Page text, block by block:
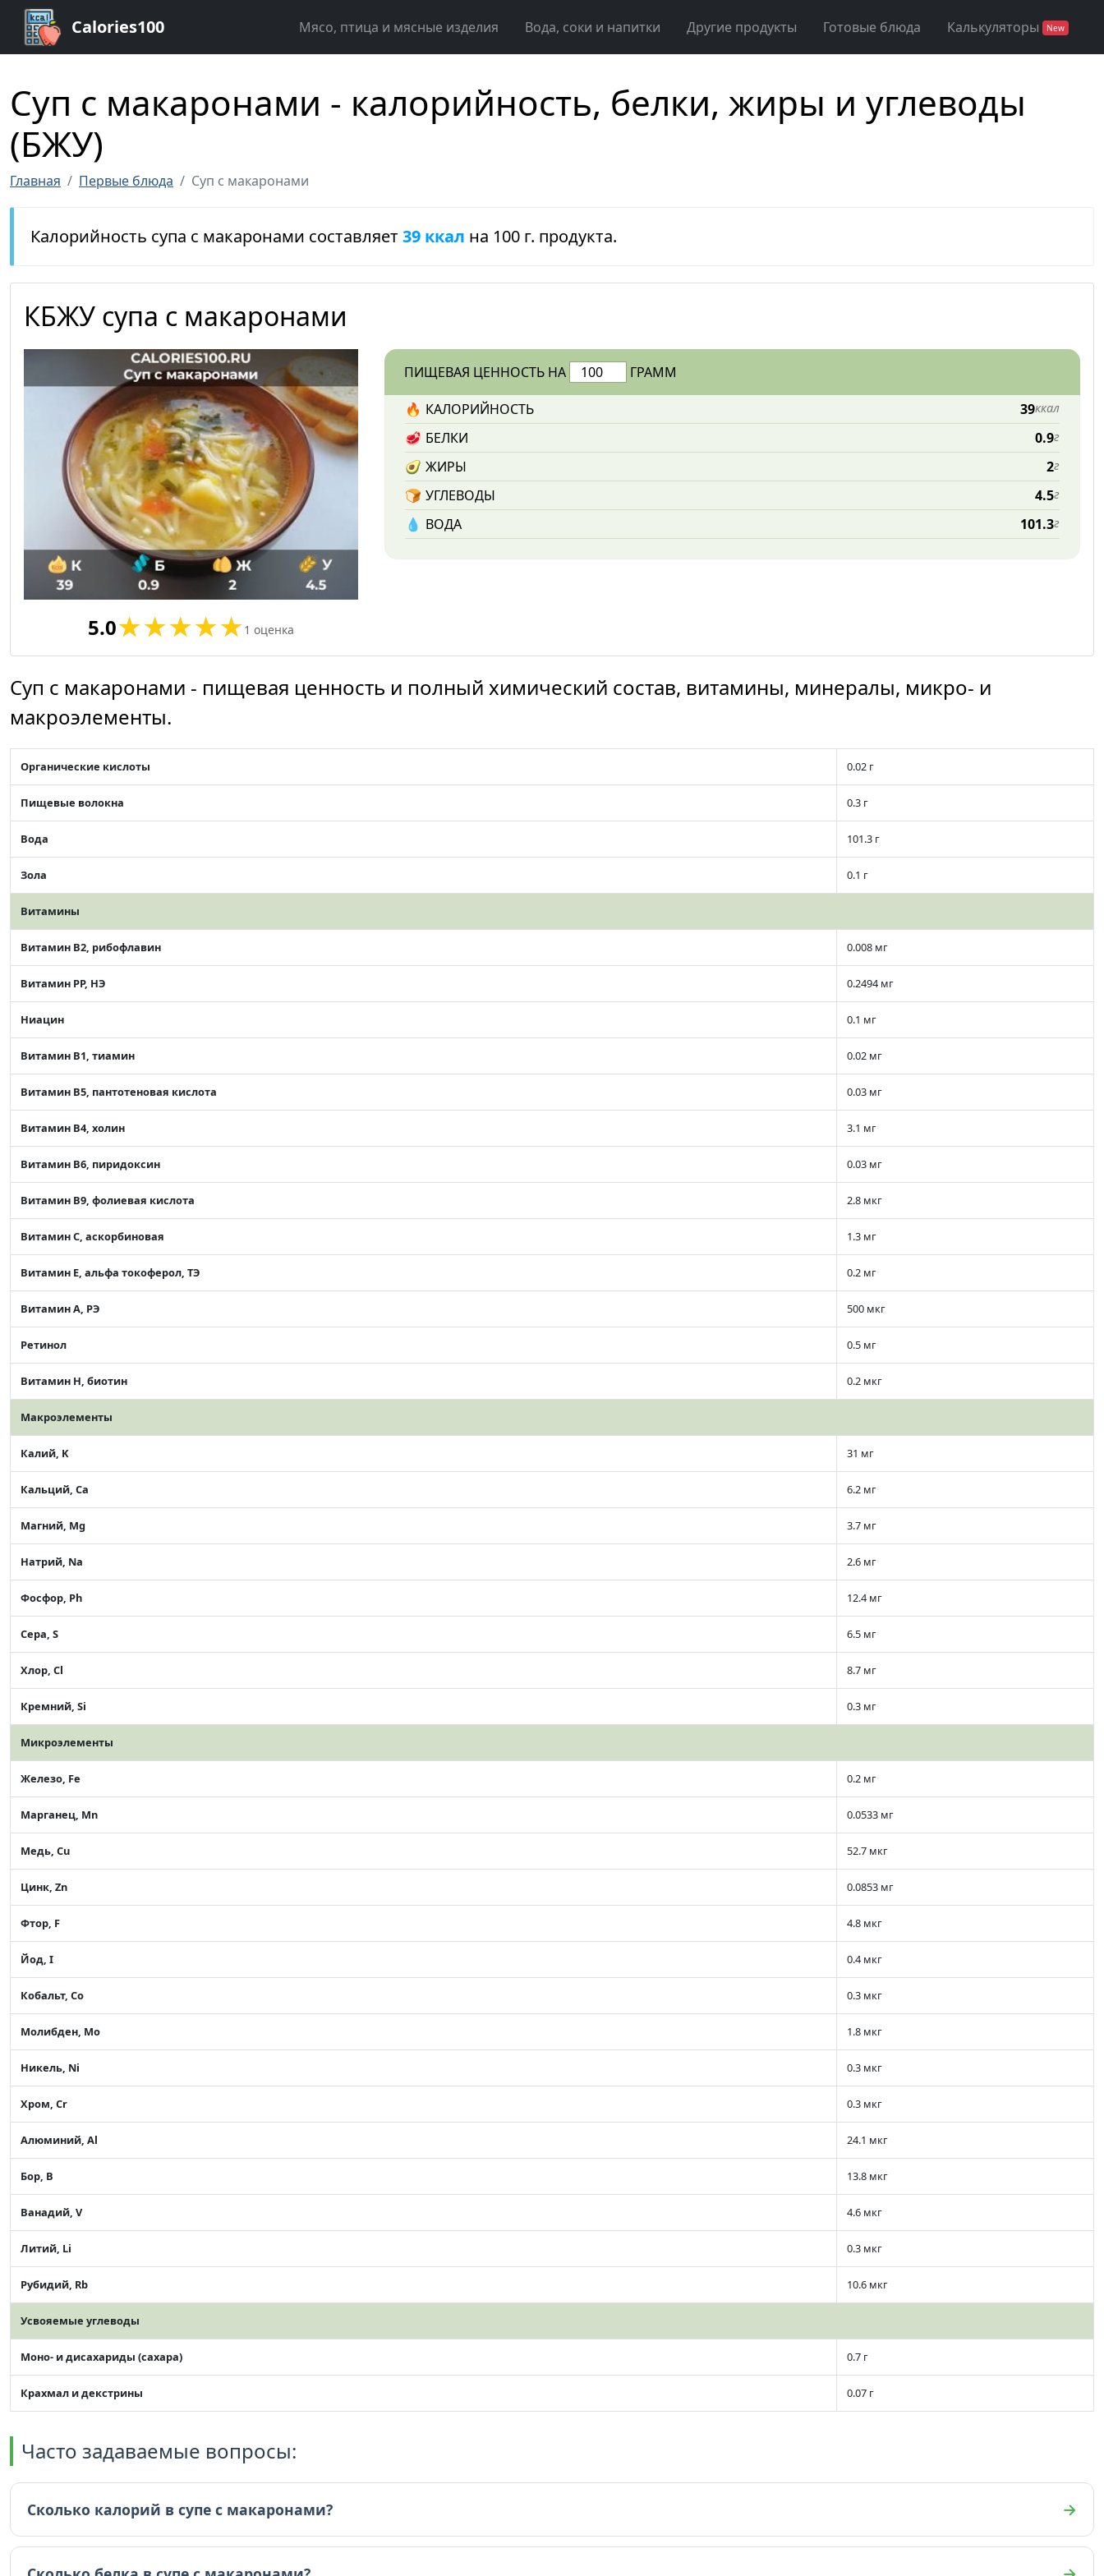
Calories100 Мясо, птица и мясные изделия Вода, соки и напитки Другие продукты Готовые блюда Калькуляторы New
Суп с макаронами - калорийность, белки, жиры и углеводы
(БЖУ)
Главная Первые блюда Суп с макаронами
Калорийность супа с макаронами составляет39 ккал на 100 г. продукта.
КБЖУ супа с макаронами
5.0 1 оценка
ПИЩЕВАЯ ЦЕННОСТЬ НА ГРАММ
🔥 КАЛОРИЙНОСТЬ 39ккал
🥩 БЕЛКИ 0.9г
🥑 ЖИРЫ 2г
🍞 УГЛЕВОДЫ 4.5г
💧️ ВОДА 101.3г
Суп с макаронами - пищевая ценность и полный химический состав, витамины, минералы, микро- и
макроэлементы.
Органические кислоты 0.02 г
Пищевые волокна 0.3 г
Вода 101.3 г
Зола 0.1 г
Витамины
Витамин В2, рибофлавин 0.008 мг
Витамин РР, НЭ 0.2494 мг
Ниацин 0.1 мг
Витамин В1, тиамин 0.02 мг
Витамин В5, пантотеновая кислота 0.03 мг
Витамин В4, холин 3.1 мг
Витамин В6, пиридоксин 0.03 мг
Витамин В9, фолиевая кислота 2.8 мкг
Витамин C, аскорбиновая 1.3 мг
Витамин Е, альфа токоферол, ТЭ 0.2 мг
Витамин А, РЭ 500 мкг
Ретинол 0.5 мг
Витамин Н, биотин 0.2 мкг
Макроэлементы
Калий, K 31 мг
Кальций, Ca 6.2 мг
Магний, Mg 3.7 мг
Натрий, Na 2.6 мг
Фосфор, Ph 12.4 мг
Сера, S 6.5 мг
Хлор, Cl 8.7 мг
Кремний, Si 0.3 мг
Микроэлементы
Железо, Fe 0.2 мг
Марганец, Mn 0.0533 мг
Медь, Cu 52.7 мкг
Цинк, Zn 0.0853 мг
Фтор, F 4.8 мкг
Йод, I 0.4 мкг
Кобальт, Co 0.3 мкг
Молибден, Mo 1.8 мкг
Никель, Ni 0.3 мкг
Хром, Cr 0.3 мкг
Алюминий, Al 24.1 мкг
Бор, B 13.8 мкг
Ванадий, V 4.6 мкг
Литий, Li 0.3 мкг
Рубидий, Rb 10.6 мкг
Усвояемые углеводы
Моно- и дисахариды (сахара) 0.7 г
Крахмал и декстрины 0.07 г
Часто задаваемые вопросы:
Сколько калорий в супе с макаронами?
В супе с макаронами 39 ккал (на 100г).